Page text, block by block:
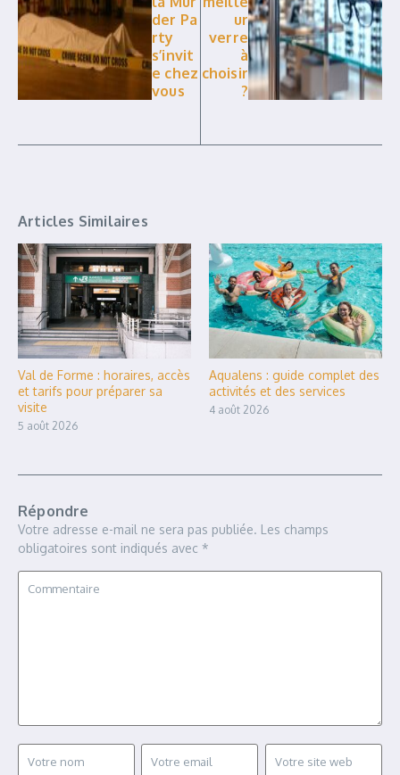
der Pa
rty
s’invit
e chez
vous
ur
verre
à
choisir
?
Articles Similaires
Val de Forme : horaires, accès
et tarifs pour préparer sa
visite
5 août 2026
Aqualens : guide complet des
activités et des services
4 août 2026
Répondre
Votre adresse e-mail ne sera pas publiée. Les champs
obligatoires sont indiqués avec *